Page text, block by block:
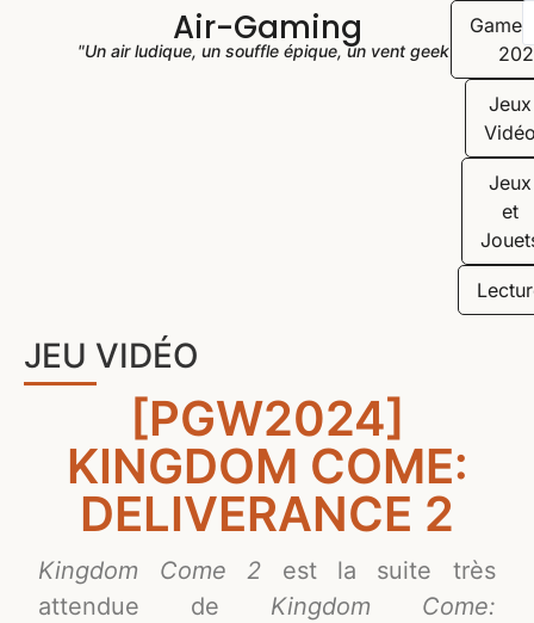
Air-Gaming
"Un air ludique, un souffle épique, un vent geek"
Jeux
Jeux
et
JEU VIDÉO
[PGW2024]
KINGDOM COME:
DELIVERANCE 2
Kingdom Come 2 est la suite très
attendue de Kingdom Come: